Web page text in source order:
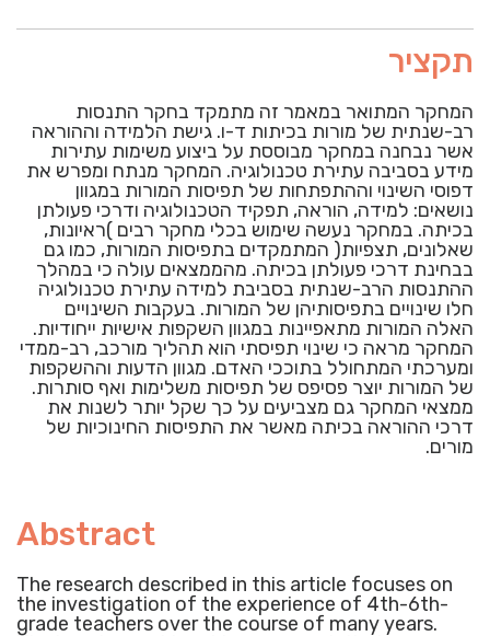
תקציר
המחקר המתואר במאמר זה מתמקד בחקר התנסות
רב-שנתית של מורות בכיתות ד-ו. גישת הלמידה וההוראה
אשר נבחנה במחקר מבוססת על ביצוע משימות עתירות
מידע בסביבה עתירת טכנולוגיה. המחקר מנתח ומפרש את
דפוסי השינוי וההתפתחות של תפיסות המורות במגוון
נושאים: למידה, הוראה, תפקיד הטכנולוגיה ודרכי פעולתן
בכיתה. במחקר נעשה שימוש בכלי מחקר רבים )ראיונות,
שאלונים, תצפיות( המתמקדים בתפיסות המורות, כמו גם
בבחינת דרכי פעולתן בכיתה. מהממצאים עולה כי במהלך
ההתנסות הרב-שנתית בסביבת למידה עתירת טכנולוגיה
חלו שינויים בתפיסותיהן של המורות. בעקבות השינויים
האלה המורות מתאפיינות במגוון השקפות אישיות ייחודיות.
המחקר מראה כי שינוי תפיסתי הוא תהליך מורכב, רב-ממדי
ומערכתי המתחולל בתוככי האדם. מגוון הדעות וההשקפות
של המורות יוצר פסיפס של תפיסות משלימות ואף סותרות.
ממצאי המחקר גם מצביעים על כך שקל יותר לשנות את
דרכי ההוראה בכיתה מאשר את התפיסות החינוכיות של
מורים.
Abstract
The research described in this article focuses on
the investigation of the experience of 4th-6th-
grade teachers over the course of many years.